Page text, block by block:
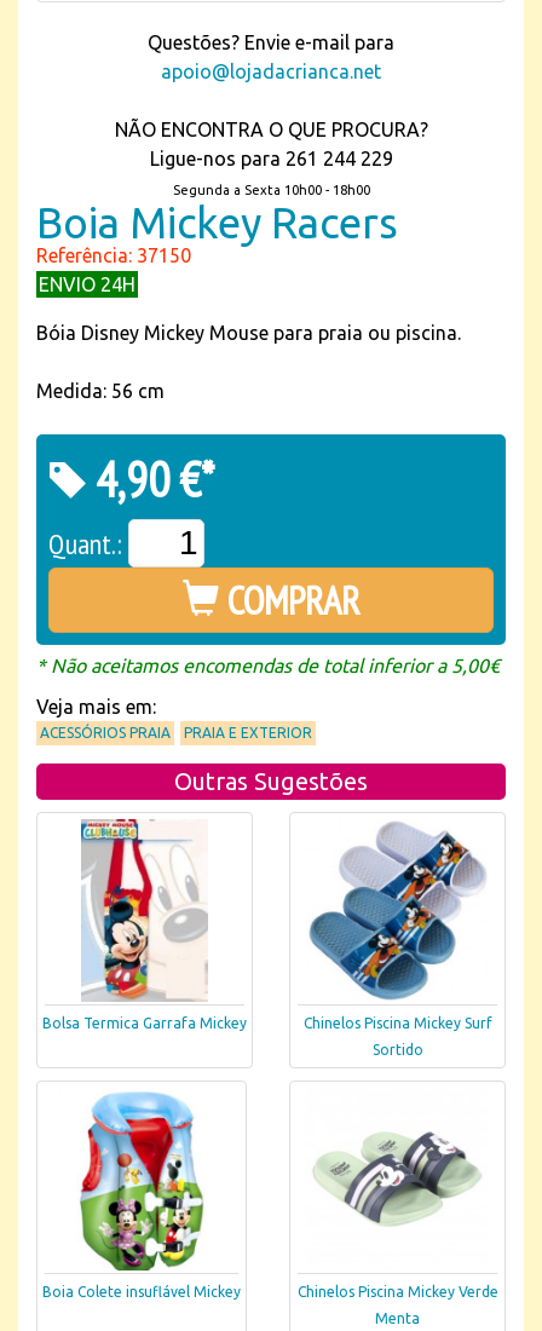
Questões? Envie e-mail para
apoio@lojadacrianca.net
NÃO ENCONTRA O QUE PROCURA?
Ligue-nos para 261 244 229
Segunda a Sexta 10h00 - 18h00
Boia Mickey Racers
Referência: 37150
ENVIO 24H
Bóia Disney Mickey Mouse para praia ou piscina.
Medida: 56 cm
4,90 €*
Quant.:
COMPRAR
* Não aceitamos encomendas de total inferior a 5,00€
Veja mais em:
ACESSÓRIOS PRAIA PRAIA E EXTERIOR
Outras Sugestões
Bolsa Termica Garrafa Mickey
Chinelos Piscina Mickey Surf
Sortido
Boia Colete insuflável Mickey
Chinelos Piscina Mickey Verde
Menta